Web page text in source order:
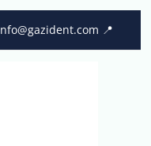
📍 Çiftlikköy Şubesi 📍 Altınova Şubesi